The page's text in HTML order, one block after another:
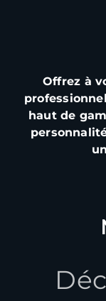
Offrez à
haut de